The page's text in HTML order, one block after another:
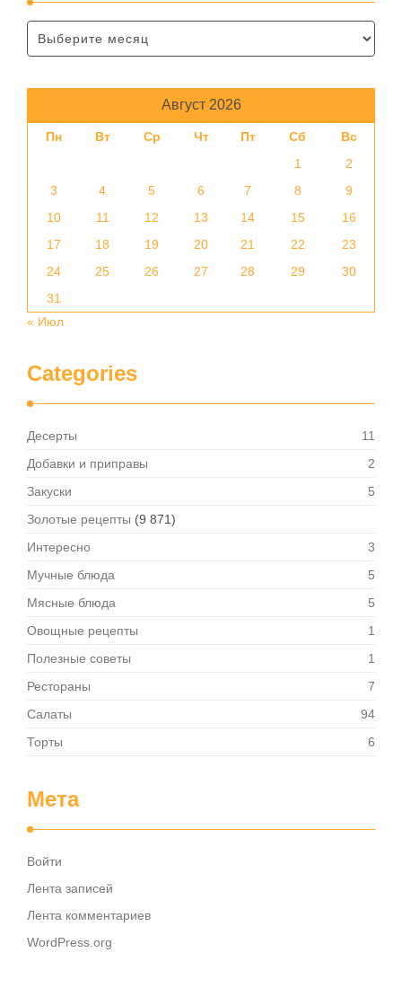
Август 2026
Пн Вт Ср Чт Пт Сб
Вс
1
2
3
4 5 6 7 8
9
10
11 12 13 14 15
16
17
18 19 20 21 22
23
24
25 26 27 28 29
30
31
« Июл
Categories
Десерты
11
Добавки и приправы
2
Закуски
5
Золотые рецепты (9 871)
Интересно
3
Мучные блюда
5
Мясные блюда
5
Овощные рецепты
1
Полезные советы
1
Рестораны
7
Салаты
94
Торты
6
Мета
Войти
Лента записей
Лента комментариев
WordPress.org